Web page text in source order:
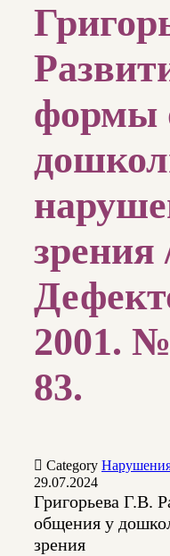
формы
зрения
2001.
83.
 Category
29.07.2024
Григорьева Г.В.
общения у
зрения